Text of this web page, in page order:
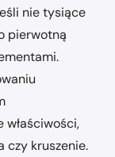
nie tysiące
pierwotną
czy kruszenie.